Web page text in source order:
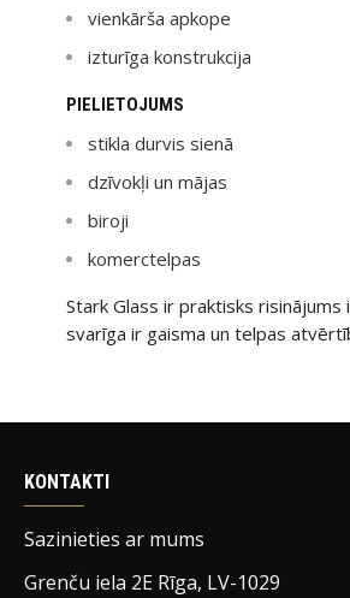
vienkārša apkope
izturīga konstrukcija
PIELIETOJUMS
stikla durvis sienā
dzīvokļi un mājas
biroji
komerctelpas
Stark Glass ir praktisks
svarīga ir gaisma un telpas
KONTAKTI
Sazinieties ar mums
Grenču iela 2E Rīga, LV-1029